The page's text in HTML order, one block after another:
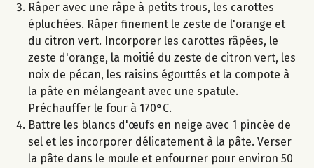
Râper avec une râpe à petits trous, les carottes
épluchées. Râper finement le zeste de l'orange et
du citron vert. Incorporer les carottes râpées, le
zeste d'orange, la moitié du zeste de citron vert, les
noix de pécan, les raisins égouttés et la compote à
la pâte en mélangeant avec une spatule.
Préchauffer le four à 170°C.
Battre les blancs d'œufs en neige avec 1 pincée de
sel et les incorporer délicatement à la pâte. Verser
la pâte dans le moule et enfourner pour environ 50